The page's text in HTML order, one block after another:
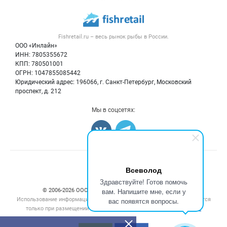
Всеволод
Здравствуйте! Готов помочь
вам. Напишите мне, если у
вас появятся вопросы.
Fishretail.ru – весь рынок рыбы в России.
ООО «Инлайн»
ИНН: 7805355672
КПП: 780501001
ОГРН: 1047855085442
Юридический адрес: 196066, г. Санкт-Петербург, Московский
проспект, д. 212
Публичная оферта
Контактная информация
Политика обработки персональных данных
Новости рынка
Блог
Рыба
Икра
Мы в соцсетях:
Счетчики, авторское право, логотипы
© 2006‑2026 ООО “Инлайн”. 12+ Все права защищены.
Использование информации, размещенной на данном сайте, допускается
только при размещении активной гиперссылки на сайт
fishretail.ru